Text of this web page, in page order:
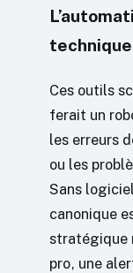
technique
Ces outils
ferait un
les erreurs
ou les
Sans
canonique
stratégique
pro, une